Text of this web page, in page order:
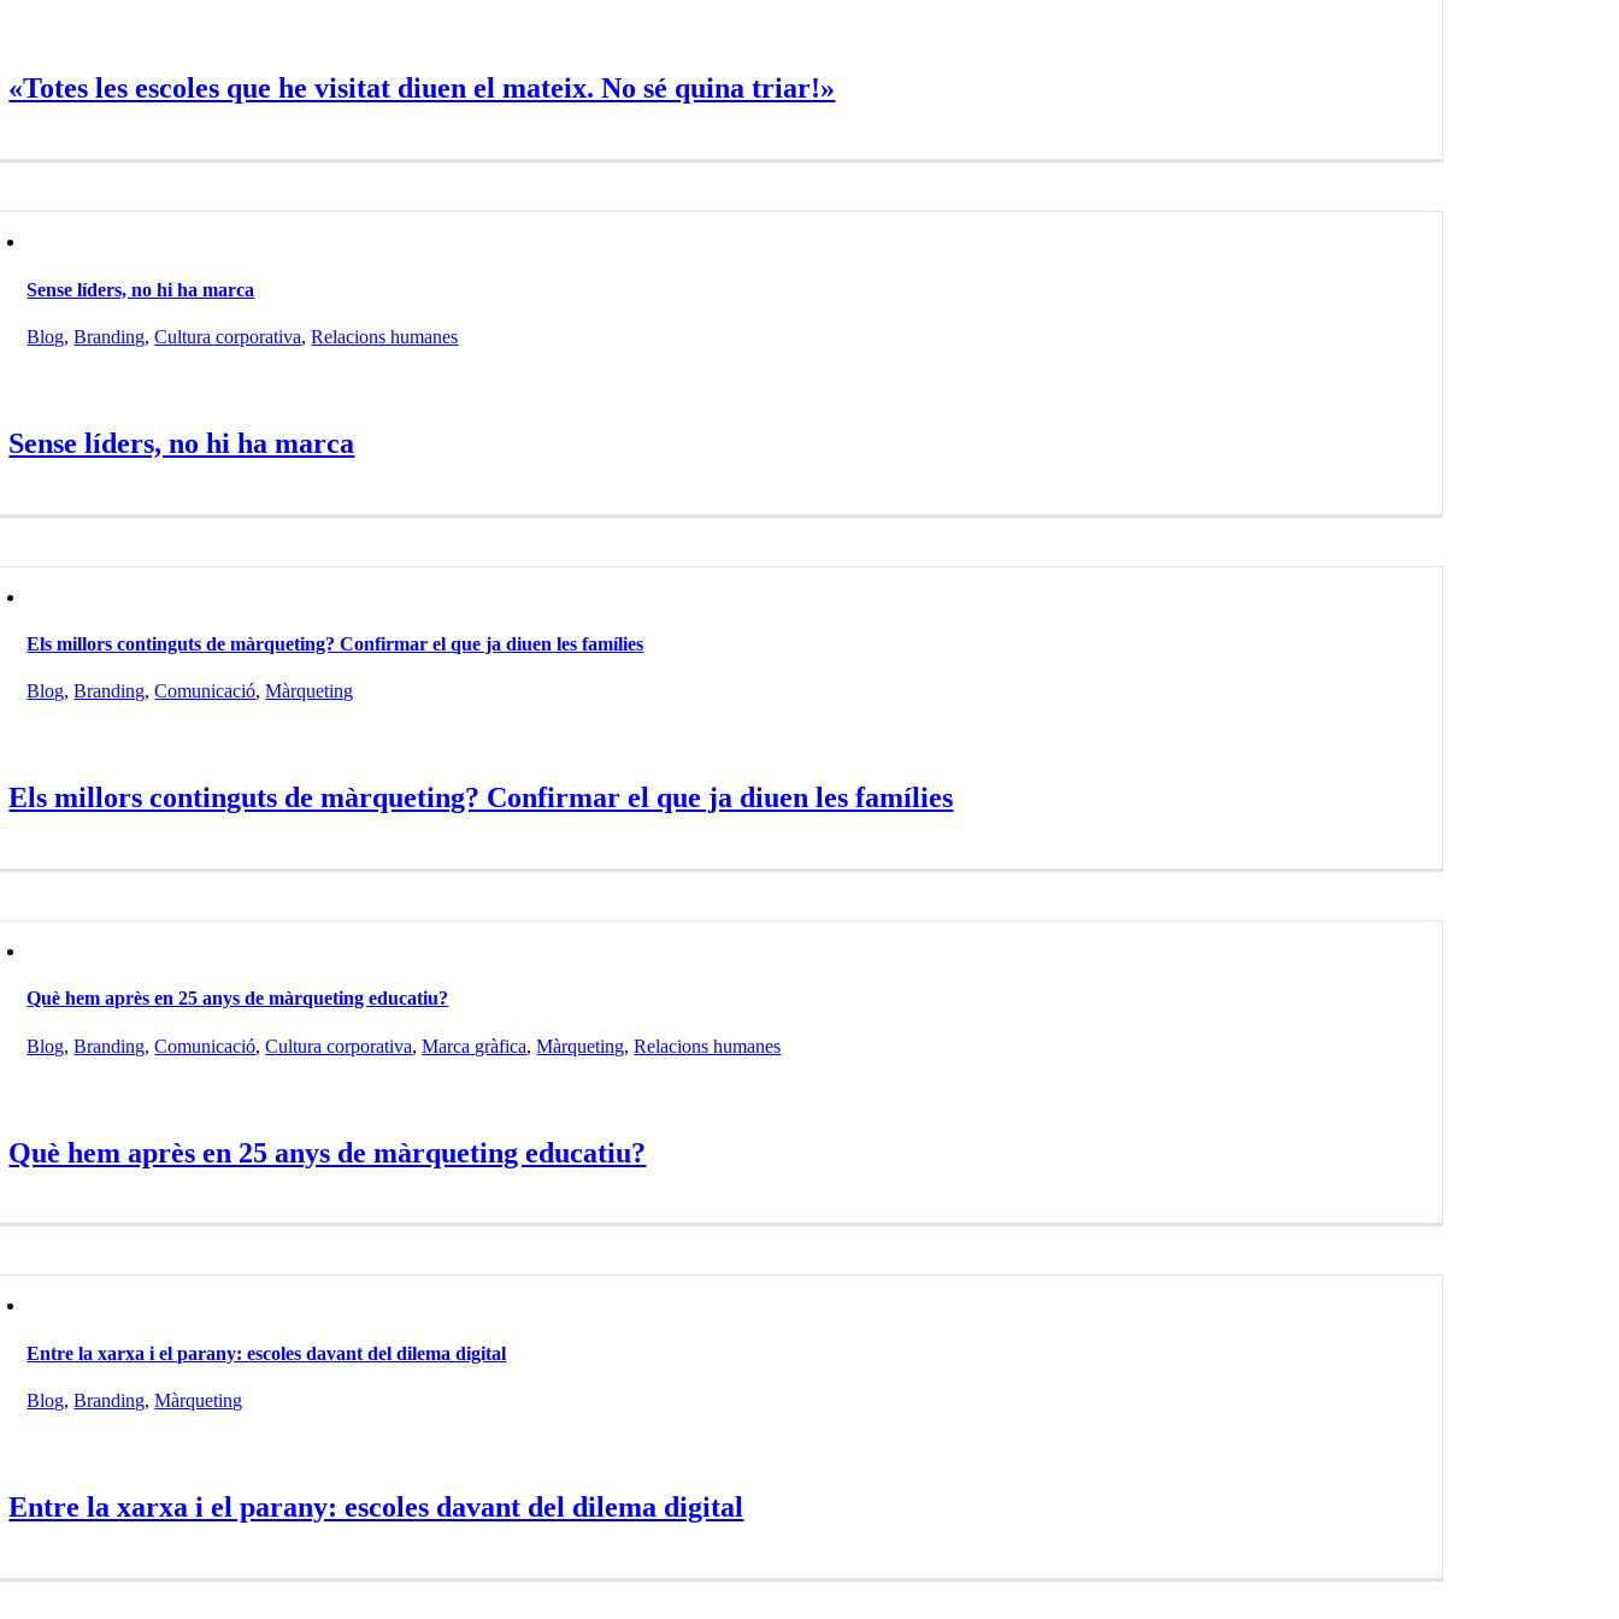
«Totes les escoles que he visitat diuen el mateix. No sé quina triar!»
Sense líders, no hi ha marca
Blog,Branding,Cultura corporativa,Relacions humanes
Sense líders, no hi ha marca
Els millors continguts de màrqueting? Confirmar el que ja diuen les famílies
Blog,Branding,Comunicació,Màrqueting
Els millors continguts de màrqueting? Confirmar el que ja diuen les famílies
Què hem après en 25 anys de màrqueting educatiu?
Blog,Branding,Comunicació,Cultura corporativa,Marca gràfica,Màrqueting,Relacions humanes
Què hem après en 25 anys de màrqueting educatiu?
Entre la xarxa i el parany: escoles davant del dilema digital
Blog,Branding,Màrqueting
Entre la xarxa i el parany: escoles davant del dilema digital